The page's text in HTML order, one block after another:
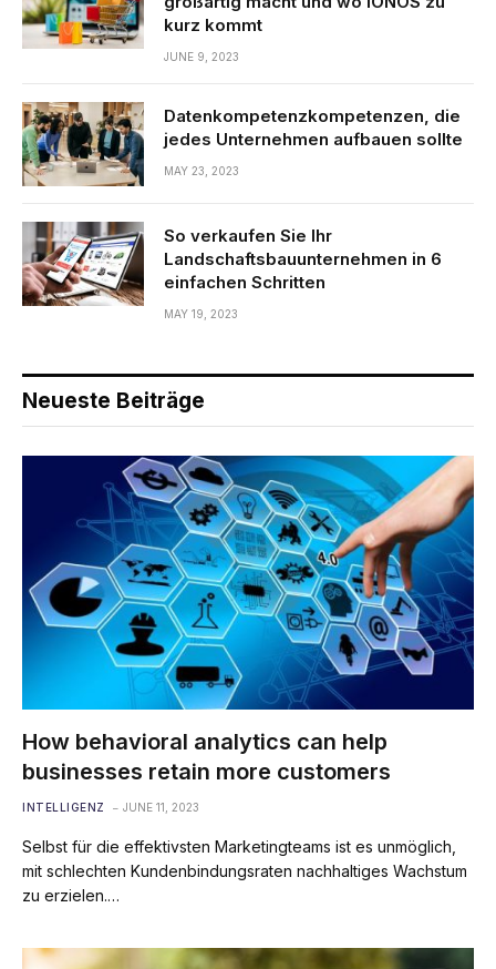
kurz kommt
JUNE 9, 2023
Datenkompetenzkompetenzen, die
jedes Unternehmen aufbauen sollte
MAY 23, 2023
So verkaufen Sie Ihr
Landschaftsbauunternehmen in 6
einfachen Schritten
MAY 19, 2023
Neueste Beiträge
How behavioral analytics can help
businesses retain more customers
INTELLIGENZ JUNE 11, 2023
Selbst für die effektivsten Marketingteams ist es unmöglich,
mit schlechten Kundenbindungsraten nachhaltiges Wachstum
zu erzielen.…